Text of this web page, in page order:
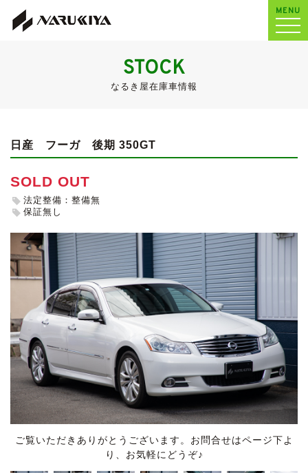
MENU
STOCK
なるき屋在庫車情報
日産 フーガ 後期 350GT
SOLD OUT
法定整備：整備無
保証無し
ご覧いただきありがとうございます。お問合せはページ下よ
り、お気軽にどうぞ♪